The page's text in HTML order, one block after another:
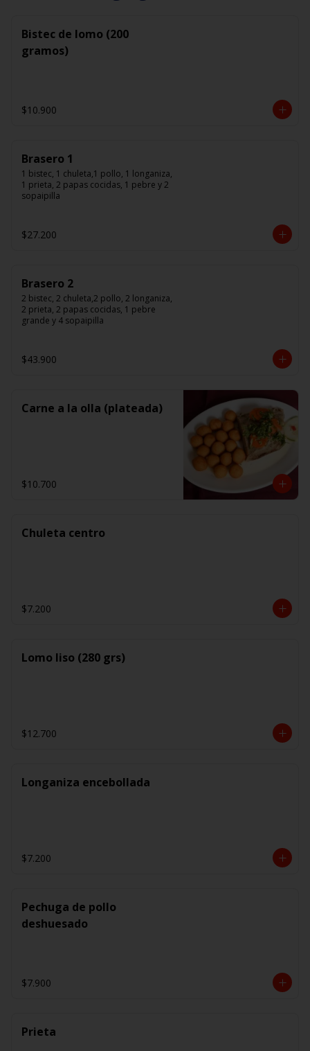
Bistec de lomo (200
gramos)
$10.900
Brasero 1
1 bistec, 1 chuleta,1 pollo, 1 longaniza,
1 prieta, 2 papas cocidas, 1 pebre y 2
sopaipilla
$27.200
Brasero 2
2 bistec, 2 chuleta,2 pollo, 2 longaniza,
2 prieta, 2 papas cocidas, 1 pebre
grande y 4 sopaipilla
$43.900
Carne a la olla (plateada)
$10.700
Chuleta centro
$7.200
Lomo liso (280 grs)
$12.700
Longaniza encebollada
$7.200
Pechuga de pollo
deshuesado
$7.900
Prieta